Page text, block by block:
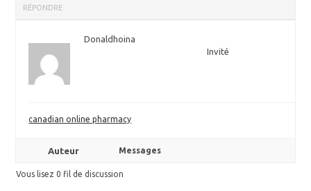
RÉPONDRE
Donaldhoina
Invité
canadian online pharmacy
Auteur Messages
Vous lisez 0 fil de discussion